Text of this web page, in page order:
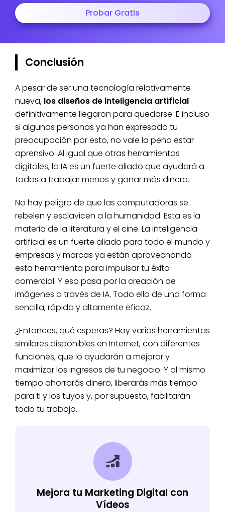
Probar Gratis
Conclusión
A pesar de ser una tecnología relativamente
nueva, los diseños de inteligencia artificial
definitivamente llegaron para quedarse. E incluso
si algunas personas ya han expresado tu
preocupación por esto, no vale la pena estar
aprensivo. Al igual que otras herramientas
digitales, la IA es un fuerte aliado que ayudará a
todos a trabajar menos y ganar más dinero.
No hay peligro de que las computadoras se
rebelen y esclavicen a la humanidad. Esta es la
materia de la literatura y el cine. La inteligencia
artificial es un fuerte aliado para todo el mundo y
empresas y marcas ya están aprovechando
esta herramienta para impulsar tu éxito
comercial. Y eso pasa por la creación de
imágenes a través de IA. Todo ello de una forma
sencilla, rápida y altamente eficaz.
¿Entonces, qué esperas? Hay varias herramientas
similares disponibles en Internet, con diferentes
funciones, que lo ayudarán a mejorar y
maximizar los ingresos de tu negocio. Y al mismo
tiempo ahorrarás dinero, liberarás más tiempo
para ti y los tuyos y, por supuesto, facilitarán
todo tu trabajo.
Mejora tu Marketing Digital con
Vídeos